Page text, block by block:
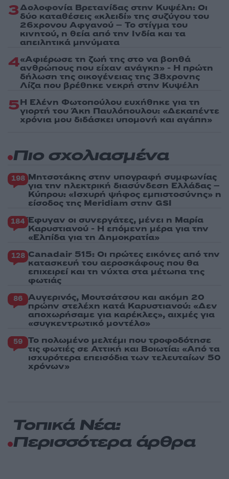
3Δολοφονία Βρετανίδας στην Κυψέλη: Οι
δύο καταθέσεις «κλειδί» της συζύγου του
26χρονου Αφγανού – Το στίγμα του
κινητού, η θεία από την Ινδία και τα
απειλητικά μηνύματα
4«Αφιέρωσε τη ζωή της στο να βοηθά
ανθρώπους που είχαν ανάγκη» - Η πρώτη
δήλωση της οικογένειας της 38χρονης
Λίζα που βρέθηκε νεκρή στην Κυψέλη
5Η Ελένη Φωτοπούλου ευχήθηκε για τη
γιορτή του Άκη Παυλόπουλου: «Δεκαπέντε
χρόνια μου διδάσκει υπομονή και αγάπη»
Πιο σχολιασμένα
198 Μητσοτάκης στην υπογραφή συμφωνίας
για την ηλεκτρική διασύνδεση Ελλάδας –
Κύπρου: «Ισχυρή ψήφος εμπιστοσύνης» η
είσοδος της Meridiam στην GSI
184 Έφυγαν οι συνεργάτες, μένει η Μαρία
Καρυστιανού - Η επόμενη μέρα για την
«Ελπίδα για τη Δημοκρατία»
128 Canadair 515: Οι πρώτες εικόνες από την
κατασκευή του αεροσκάφους που θα
επιχειρεί και τη νύχτα στα μέτωπα της
φωτιάς
86 Αυγερινός, Μουτσάτσου και ακόμη 20
πρώην στελέχη κατά Καρυστιανού: «Δεν
αποχωρήσαμε για καρέκλες», αιχμές για
«συγκεντρωτικό μοντέλο»
59 Το πολωμένο μελτέμι που τροφοδότησε
τις φωτιές σε Αττική και Βοιωτία: «Από τα
ισχυρότερα επεισόδια των τελευταίων 50
χρόνων»
Τοπικά Νέα:
Περισσότερα άρθρα